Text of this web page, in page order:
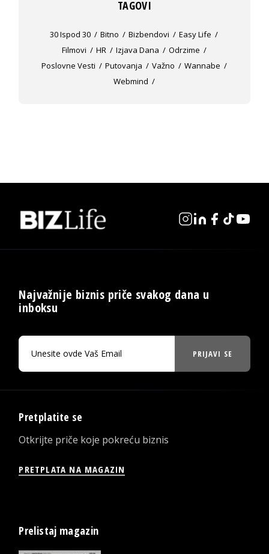
TAGOVI
30 Ispod 30 Bitno Bizbendovi
Easy Life
Filmovi
HR Izjava Dana
Odrzime
Poslovne Vesti
Putovanja Važno
Wannabe
Webmind
Najvažnije biznis priče svakog dana u
inboksu
PRIJAVI SE
Pretplatite se
Otkrijte priče koje pokreću biznis
PRETPLATA NA MAGAZIN
Prelistaj magazin